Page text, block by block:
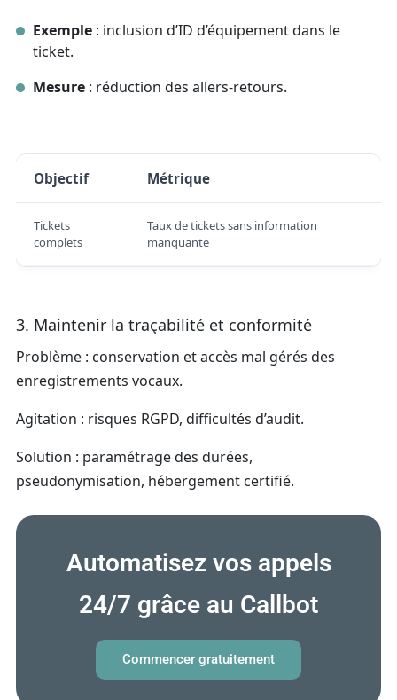
Exemple : inclusion d’ID d’équipement dans le
ticket.
Mesure : réduction des allers-retours.
Objectif Métrique
Tickets
complets
Taux de tickets sans information
manquante
3. Maintenir la traçabilité et conformité
Problème : conservation et accès mal gérés des
enregistrements vocaux.
Agitation : risques RGPD, difficultés d’audit.
Solution : paramétrage des durées,
pseudonymisation, hébergement certifié.
Automatisez vos appels
24/7 grâce au Callbot
Commencer gratuitement